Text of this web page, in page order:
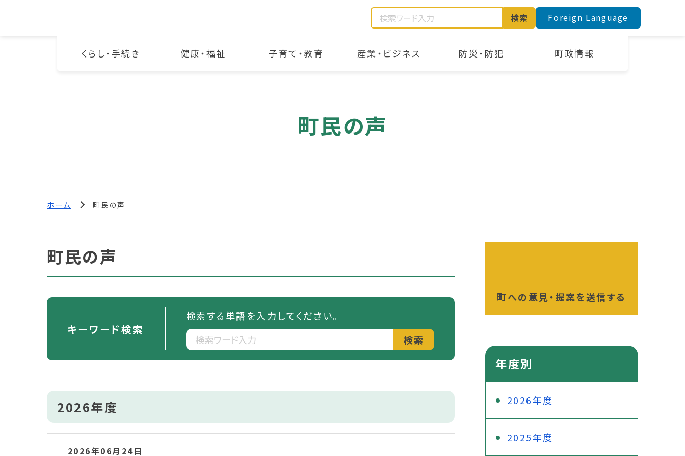
くらし・手続き 健康・福祉 子育て・教育 産業・ビジネス 防災・防犯 町政情報
検索 Foreign Language
町民の声
ホーム 町民の声
町民の声
キーワード検索
検索する単語を入力してください。
検索
2026年度
2026年06月24日
町への意見・提案を送信する
年度別
2026年度
2025年度